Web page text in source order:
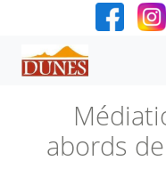
Aller au contenu
abords